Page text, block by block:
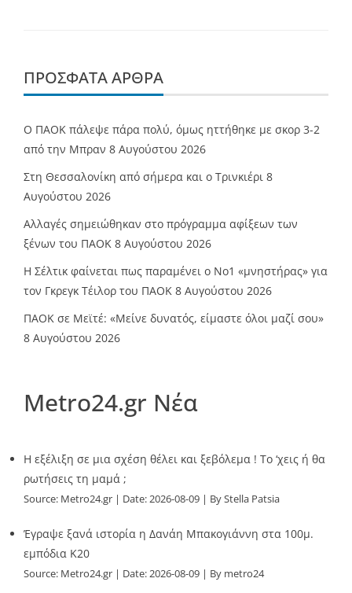
ΠΡΌΣΦΑΤΑ ΆΡΘΡΑ
Ο ΠΑΟΚ πάλεψε πάρα πολύ, όμως ηττήθηκε με σκορ 3-2
από την Μπραν 8 Αυγούστου 2026
Στη Θεσσαλονίκη από σήμερα και ο Τρινκιέρι 8
Αυγούστου 2026
Αλλαγές σημειώθηκαν στο πρόγραμμα αφίξεων των
ξένων του ΠΑΟΚ 8 Αυγούστου 2026
Η Σέλτικ φαίνεται πως παραμένει ο Νο1 «μνηστήρας» για
τον Γκρεγκ Τέιλορ του ΠΑΟΚ 8 Αυγούστου 2026
ΠΑΟΚ σε Μεϊτέ: «Μείνε δυνατός, είμαστε όλοι μαζί σου»
8 Αυγούστου 2026
Metro24.gr Νέα
Η εξέλιξη σε μια σχέση θέλει και ξεβόλεμα ! Το ‘χεις ή θα
ρωτήσεις τη μαμά ;
Source: Metro24.gr Date: 2026-08-09 By Stella Patsia
Έγραψε ξανά ιστορία η Δανάη Μπακογιάννη στα 100μ.
εμπόδια Κ20
Source: Metro24.gr Date: 2026-08-09 By metro24